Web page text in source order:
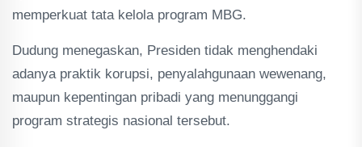
memperkuat tata kelola program MBG.
Dudung menegaskan, Presiden tidak menghendaki
adanya praktik korupsi, penyalahgunaan wewenang,
maupun kepentingan pribadi yang menunggangi
program strategis nasional tersebut.